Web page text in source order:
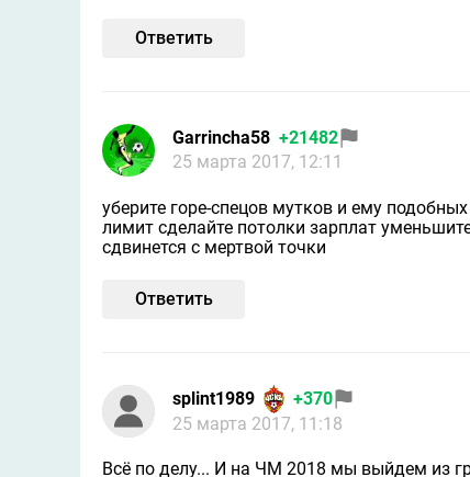
Ответить
Garrincha58 +21482
25 марта 2017, 12:11
уберите горе-спецов мутков и ему
лимит сделайте потолки зарплат
сдвинется с мертвой точки
Ответить
splint1989
+370
25 марта 2017, 11:18
Всё по делу... И на ЧМ 2018 мы выйдем из